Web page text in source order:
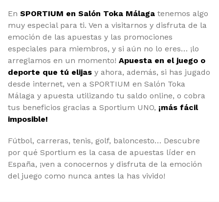
En SPORTIUM en Salón Toka Málaga tenemos algo
muy especial para ti. Ven a visitarnos y disfruta de la
emoción de las apuestas y las promociones
especiales para miembros, y si aún no lo eres… ¡lo
arreglamos en un momento! Apuesta en el juego o
deporte que tú elijas y ahora, además, si has jugado
desde internet, ven a SPORTIUM en Salón Toka
Málaga y apuesta utilizando tu saldo online, o cobra
tus beneficios gracias a Sportium UNO, ¡más fácil
imposible!
Fútbol, carreras, tenis, golf, baloncesto… Descubre
por qué Sportium es la casa de apuestas líder en
España, ¡ven a conocernos y disfruta de la emoción
del juego como nunca antes la has vivido!